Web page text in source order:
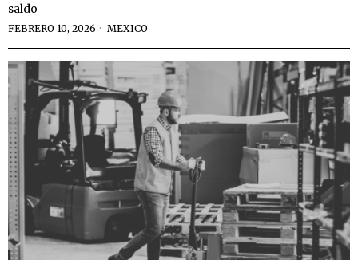
saldo
FEBRERO 10, 2026 MEXICO